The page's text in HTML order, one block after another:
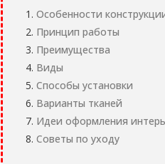
Особенности
Принцип работы
Преимущества
Виды
Способы установки
Варианты тканей
Идеи оформления
Советы по уходу